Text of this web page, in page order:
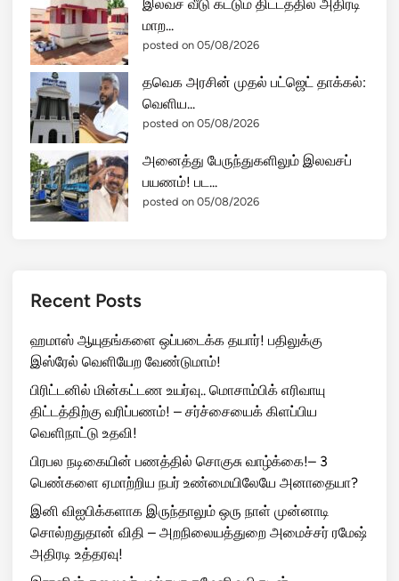
இலவச வீடு கட்டும் திட்டத்தில் அதிரடி
மாற...
posted on 05/08/2026
தவெக அரசின் முதல் பட்ஜெட் தாக்கல்:
வெளிய...
posted on 05/08/2026
அனைத்து பேருந்துகளிலும் இலவசப்
பயணம்! பட...
posted on 05/08/2026
Recent Posts
ஹமாஸ் ஆயுதங்களை ஒப்படைக்க தயார்! பதிலுக்கு
இஸ்ரேல் வெளியேற வேண்டுமாம்!
பிரிட்டனில் மின்கட்டண உயர்வு.. மொசாம்பிக் எரிவாயு
திட்டத்திற்கு வரிப்பணம்! – சர்ச்சையைக் கிளப்பிய
வெளிநாட்டு உதவி!
பிரபல நடிகையின் பணத்தில் சொகுசு வாழ்க்கை!– 3
பெண்களை ஏமாற்றிய நபர் உண்மையிலேயே அனாதையா?
இனி விஐபிக்களாக இருந்தாலும் ஒரு நாள் முன்னாடி
சொல்றதுதான் விதி – அறநிலையத்துறை அமைச்சர் ரமேஷ்
அதிரடி உத்தரவு!